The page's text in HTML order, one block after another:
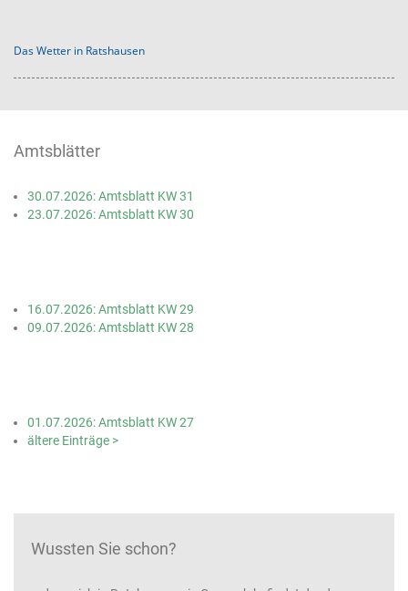
Das Wetter in Ratshausen
Amtsblätter
30.07.2026: Amtsblatt KW 31
23.07.2026: Amtsblatt KW 30
16.07.2026: Amtsblatt KW 29
09.07.2026: Amtsblatt KW 28
01.07.2026: Amtsblatt KW 27
ältere Einträge >
Wussten Sie schon?